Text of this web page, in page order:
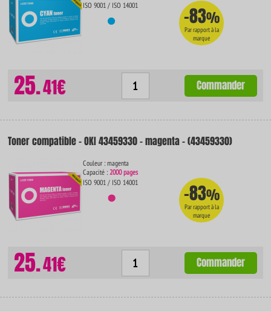
ISO 9001 / ISO 14001
-83%
Par rapport à la
marque
25.41€ Commander
Toner compatible - OKI 43459330 - magenta - (43459330)
Couleur : magenta
Capacité :2000 pages
ISO 9001 / ISO 14001
-83%
Par rapport à la
marque
25.41€ Commander